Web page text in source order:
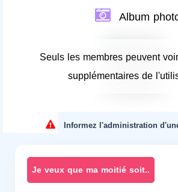
Album
Seuls les membres peuvent
supplémentaires de
Informez l'administration
Je veux que ma moitié soit..